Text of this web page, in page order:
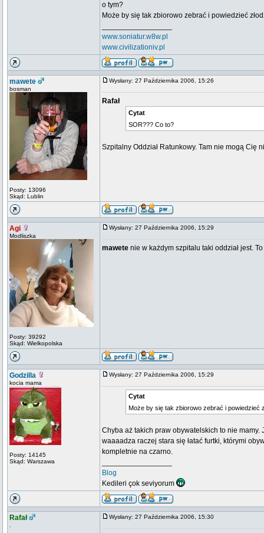
o tym?
Może by się tak zbiorowo zebrać i powiedzieć
www.soniatur.w8w.pl
www.civilizationiv.pl
mawete
bosman
Posty: 13096
Skąd: Lublin
Wysłany: 27 Października 2006, 15:26
Rafał
Cytat
SOR??? Co to?
Szpitalny Oddział Ratunkowy. Tam nie mogą Cię
Agi
Modliszka
Posty: 39292
Skąd: Wielkopolska
Wysłany: 27 Października 2006, 15:29
mawete nie w każdym szpitalu taki oddział jest.
Godzilla
kocia mama
Posty: 14145
Skąd: Warszawa
Wysłany: 27 Października 2006, 15:29
Cytat
Może by się tak zbiorowo zebrać i powiedzieć
Chyba aż takich praw obywatelskich to nie mamy.
waaaadza raczej stara się łatać furtki, którymi
kompletnie na czarno.
Blog
Kedileri çok seviyorum
Rafał Wysłany: 27 Października 2006, 15:30